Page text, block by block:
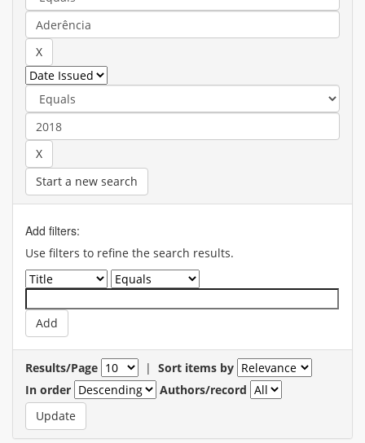
Start a new search
Add filters:
Use filters to refine the search results.
Results/Page | Sort items by
In order
Authors/record